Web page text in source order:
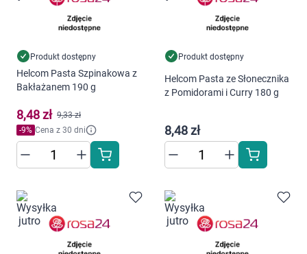
Produkt dostępny
Helcom Pasta Szpinakowa z
Bakłażanem 190 g
8,48 zł 9,33 zł
-9% Cena z 30 dni
Produkt dostępny
Helcom Pasta ze Słonecznika
z Pomidorami i Curry 180 g
8,48 zł